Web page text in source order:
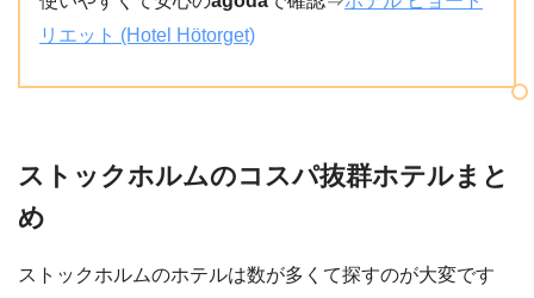
リエット (Hotel Hötorget)
ストックホルムのコスパ抜群ホテルまと
め
ストックホルムのホテルは数が多くて探すのが大変です